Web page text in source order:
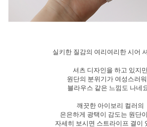
실키한 질감의 여리여리한 시어
셔츠 디자인을 하고 있지
원단의 분위기가 여성스러
블라우스 같은 느낌도 나네
깨끗한 아이보리 컬러의
은은하게 광택이 감도는 원단
자세히 보시면 스트라이프 결이